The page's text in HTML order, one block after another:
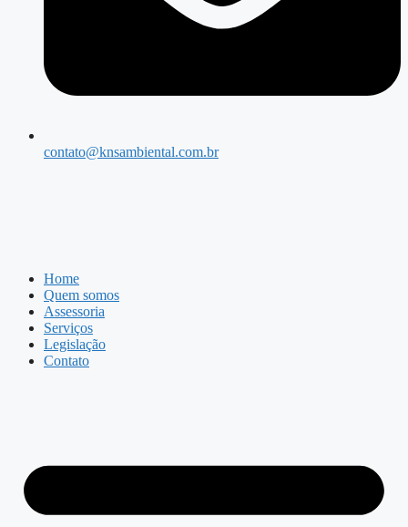
contato@knsambiental.com.br
Home
Quem somos
Assessoria
Serviços
Legislação
Contato